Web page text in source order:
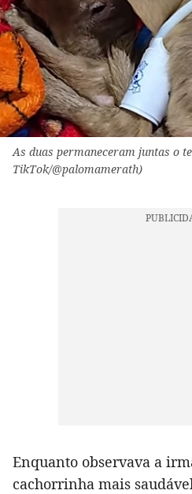
As duas permaneceram juntas o
TikTok/@palomamerath)
Enquanto observava a
cachorrinha mais